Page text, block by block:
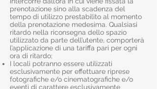
prenotazione sino alla scadenza del
tempo di utilizzo prestabilito al momento
della prenotazione medesima. Qualsiasi
ritardo nella riconsegna dello spazio
utilizzato da parte dell’utente, comporterà
l’applicazione di una tariffa pari per ogni
ora di ritardo;
I locali potranno essere utilizzati
esclusivamente per effettuare riprese
fotografiche e/o cinematografiche e/o
eventi di carattere esclusivamente